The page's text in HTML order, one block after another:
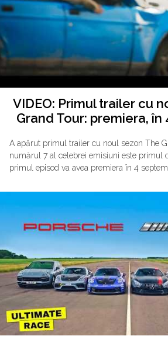
VIDEO: Primul trailer cu
Grand Tour: premiera,
A apărut primul trailer cu noul sezon The
numărul 7 al celebrei emisiuni este primul
primul episod va avea premiera în 4